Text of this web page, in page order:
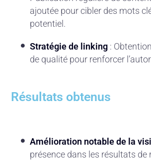
ajoutée pour cibler des mots
potentiel.
Stratégie de linking :
de qualité pour renforcer
Résultats obtenus
Amélioration notable de la
présence dans les résultats de